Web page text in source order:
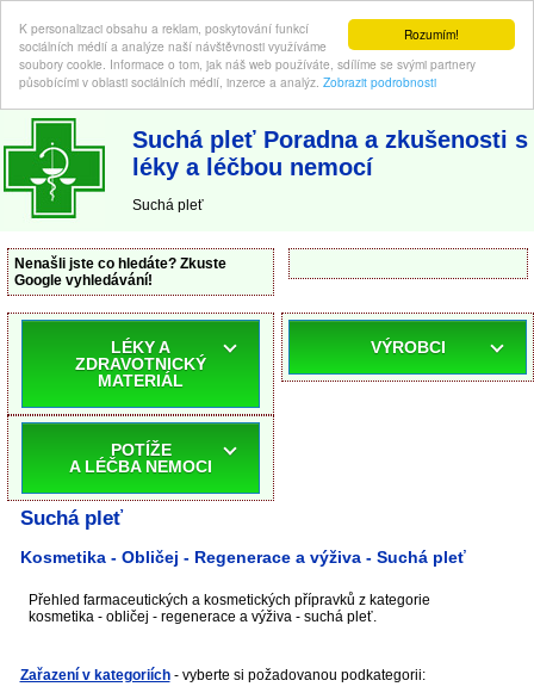
Rozumím!
K personalizaci obsahu a reklam, poskytování funkcí
sociálních médií a analýze naší návštěvnosti využíváme
soubory cookie. Informace o tom, jak náš web používáte, sdílíme se svými partnery
působícími v oblasti sociálních médií, inzerce a analýz. Zobrazit podrobnosti
ABC-LEKARNA.cz | Poradna a zkušenosti s léky a léčbou nemocí
Suchá pleť Poradna a zkušenosti s
léky a léčbou nemocí
Suchá pleť
Nenašli jste co hledáte? Zkuste
Google vyhledávání!
LÉKY A
ZDRAVOTNICKÝ
MATERIÁL
POTÍŽE
A LÉČBA NEMOCI
VÝROBCI
Suchá pleť
Kosmetika - Obličej - Regenerace a výživa - Suchá pleť
Přehled farmaceutických a kosmetických přípravků z kategorie
kosmetika - obličej - regenerace a výživa - suchá pleť.
Zařazení v kategoriích - vyberte si požadovanou podkategorii: